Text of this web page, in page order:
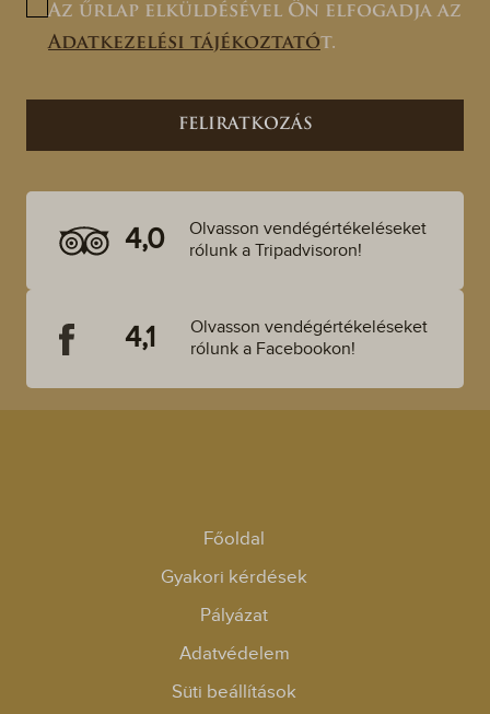
Az űrlap elküldésével Ön elfogadja az
Adatkezelési tájékoztatót.
4,0
Olvasson vendégértékeléseket
rólunk a Tripadvisoron!
4,1
Olvasson vendégértékeléseket
rólunk a Facebookon!
Főoldal
Gyakori kérdések
Pályázat
Adatvédelem
Süti beállítások